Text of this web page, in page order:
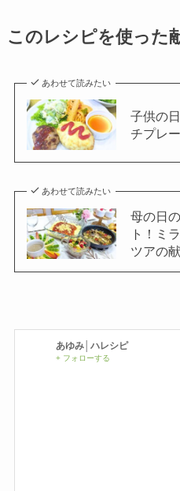
このレシピを使った
あわせて読みたい
子供の
チプレ
あわせて読みたい
母の日
ト！ミ
ツアの